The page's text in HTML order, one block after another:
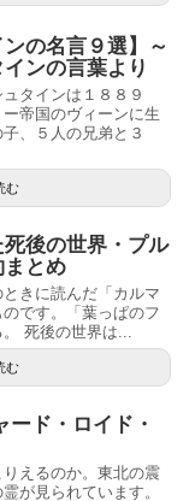
ンの名言９選】～
ンの言葉より
タインは１８８９
帝国のヴィーンに生
、５人の兄弟と３
む
死後の世界・プル
まとめ
きに読んだ「カルマ
です。「葉っぱのフ
死後の世界は...
む
ード・ロイド・
えるのか。東北の震
が見られています。